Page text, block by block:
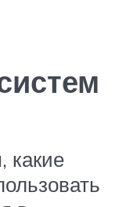
какие